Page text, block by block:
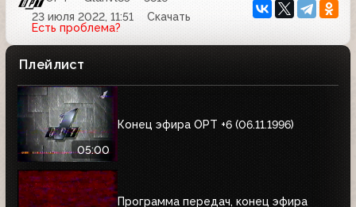
23 июля 2022, 11:51
Скачать
Есть проблема?
Плейлист
05:00
Конец эфира ОРТ +6 (06.11.1996)
Программа передач, конец эфира